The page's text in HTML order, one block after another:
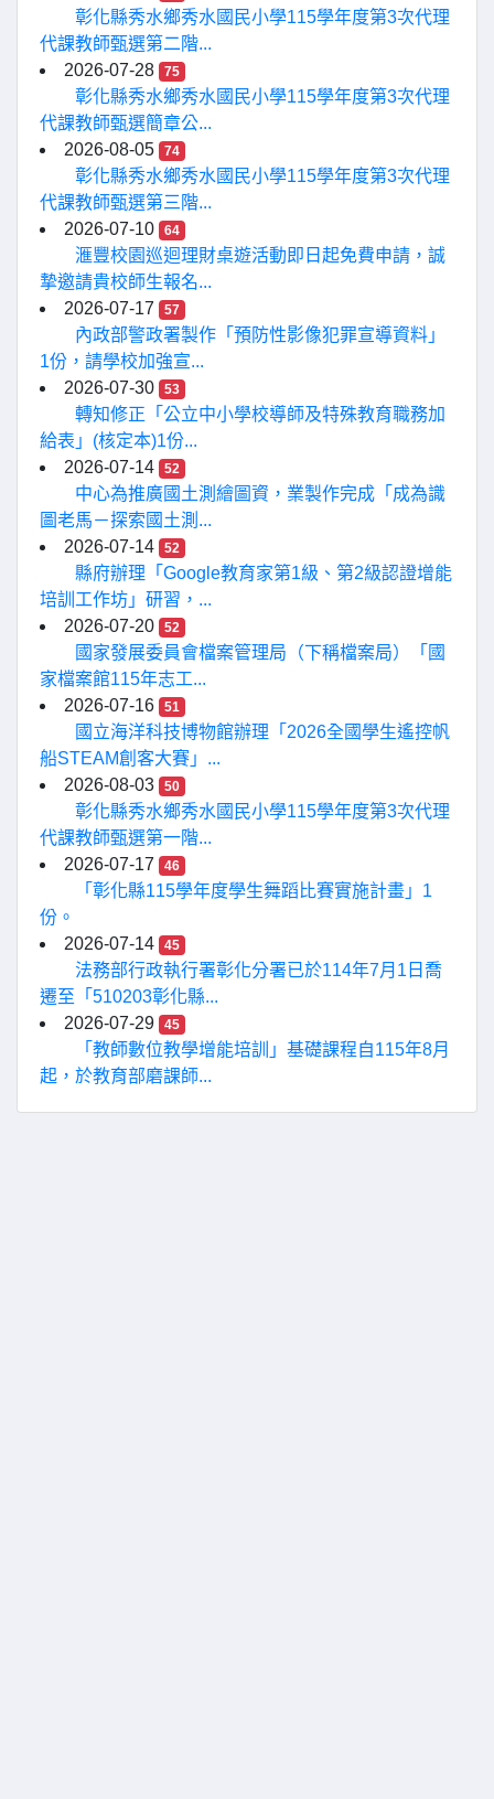
彰化縣秀水鄉秀水國民小學115學年度第3次代理
代課教師甄選第二階...
2026-07-28
75
彰化縣秀水鄉秀水國民小學115學年度第3次代理
代課教師甄選簡章公...
2026-08-05
74
彰化縣秀水鄉秀水國民小學115學年度第3次代理
代課教師甄選第三階...
2026-07-10
64
滙豐校園巡迴理財桌遊活動即日起免費申請，誠
摯邀請貴校師生報名...
2026-07-17
57
內政部警政署製作「預防性影像犯罪宣導資料」
1份，請學校加強宣...
2026-07-30
53
轉知修正「公立中小學校導師及特殊教育職務加
給表」(核定本)1份...
2026-07-14
52
中心為推廣國土測繪圖資，業製作完成「成為識
圖老馬－探索國土測...
2026-07-14
52
縣府辦理「Google教育家第1級、第2級認證增能
培訓工作坊」研習，...
2026-07-20
52
國家發展委員會檔案管理局（下稱檔案局）「國
家檔案館115年志工...
2026-07-16
51
國立海洋科技博物館辦理「2026全國學生遙控帆
船STEAM創客大賽」...
2026-08-03
50
彰化縣秀水鄉秀水國民小學115學年度第3次代理
代課教師甄選第一階...
2026-07-17
46
「彰化縣115學年度學生舞蹈比賽實施計畫」1
份。
2026-07-14
45
法務部行政執行署彰化分署已於114年7月1日喬
遷至「510203彰化縣...
2026-07-29
45
「教師數位教學增能培訓」基礎課程自115年8月
起，於教育部磨課師...